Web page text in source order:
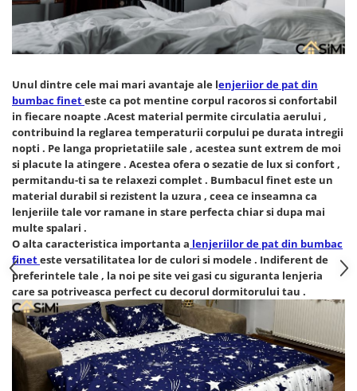
Lenjerii De Pat Volanase
Lenjerii De Pat, Finet Premium 3D,
2 Persoane
Lenjerii De Pat Catifea
Lenjerii De Pat Cocolino
Set Lenjerie De Pat Blana
Artificiala De Iepure, 6 Piese, 2
Persoane
Set Lenjerie Pat Blanita Iepure, 6
Piese, Cu Pilota Inclusa
Lenjerii De Pat Premium Collection
Set Lenjerie De Pat, 7 Piese, Cu
Pilota / Cuvertura Inclusa
Set Lenjerie De Pat Jacquard Regal,
11 Piese, Cuvertura Inclusa
Lenjerii Damasc Egiptean King Size
Lenjerii De Pat, Finet Premium, 1
Persoana
Unul dintrecele mai mari avantaje ale lenjeriior de pat din
bumbac fineteste ca pot mentine corpul racoros si confortabil
in fiecare noapte .Acest material permite circulatia aerului ,
contribuind la reglarea temperaturii corpului pe durata intregii
nopti . Pe langa proprietatiile sale , acestea sunt extrem de moi
si placute la atingere . Acestea ofera o sezatie de lux si confort ,
permitandu-ti sa te relaxezi complet . Bumbacul finet este un
material durabil si rezistent la uzura , ceea ce inseamna ca
lenjeriile tale vor ramane in stare perfecta chiar si dupa mai
multe spalari .
O alta caracteristica importanta a lenjeriilor de pat din bumbac
fineteste versatilitatea lor de culori si modele . Indiferent de
preferintele tale , la noi pe site vei gasi cu siguranta lenjeria
care sa potriveasca perfect cu decorul dormitorului tau .